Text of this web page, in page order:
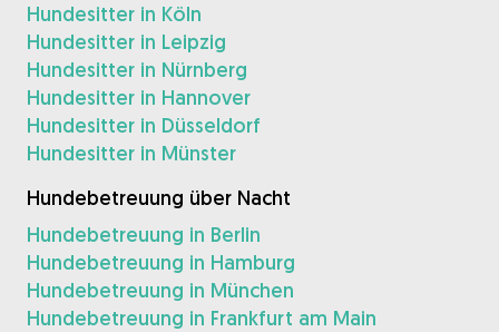
Hundesitter in Köln
Hundesitter in Leipzig
Hundesitter in Nürnberg
Hundesitter in Hannover
Hundesitter in Düsseldorf
Hundesitter in Münster
Hundebetreuung über Nacht
Hundebetreuung in Berlin
Hundebetreuung in Hamburg
Hundebetreuung in München
Hundebetreuung in Frankfurt am Main